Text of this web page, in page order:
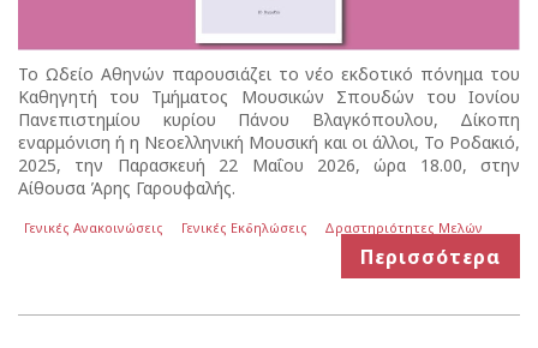
Το Ωδείο Αθηνών παρουσιάζει το νέο εκδοτικό πόνημα του
Καθηγητή του Τμήματος Μουσικών Σπουδών του Ιονίου
Πανεπιστημίου κυρίου Πάνου Βλαγκόπουλου, Δίκοπη
εναρμόνιση ή η Νεοελληνική Μουσική και οι άλλοι, Το Ροδακιό,
2025, την Παρασκευή 22 Μαΐου 2026, ώρα 18.00, στην
Αίθουσα Άρης Γαρουφαλής.
Γενικές Ανακοινώσεις Γενικές Εκδηλώσεις Δραστηριότητες Μελών
Περισσότερα